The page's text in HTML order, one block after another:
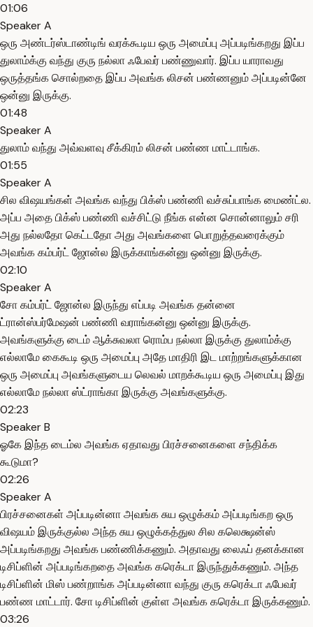
01:06
Speaker A
ஒரு அண்டர்ஸ்டாண்டிங் வரக்கூடிய ஒரு அமைப்பு அப்படிங்கறது இப்ப
துலாம்க்கு வந்து குரு நல்லா ஃபேவர் பண்ணுவார். இப்ப யாராவது
ஒருத்தங்க சொல்றதை இப்ப அவங்க லிசன் பண்ணனும் அப்படின்னே
ஒன்னு இருக்கு.
01:48
Speaker A
துலாம் வந்து அவ்வளவு சீக்கிரம் லிசன் பண்ண மாட்டாங்க.
01:55
Speaker A
சில விஷயங்கள் அவங்க வந்து பிக்ஸ் பண்ணி வச்சுப்பாங்க மைண்ட்ல.
அப்ப அதை பிக்ஸ் பண்ணி வச்சிட்டு நீங்க என்ன சொன்னாலும் சரி
அது நல்லதோ கெட்டதோ அது அவங்களை பொறுத்தவரைக்கும்
அவங்க கம்பர்ட் ஜோன்ல இருக்காங்கன்னு ஒன்னு இருக்கு.
02:10
Speaker A
சோ கம்பர்ட் ஜோன்ல இருந்து எப்படி அவங்க தன்னை
ட்ரான்ஸ்பர்மேஷன் பண்ணி வராங்கன்னு ஒன்னு இருக்கு.
அவங்களுக்கு டைம் ஆக்சுவலா ரொம்ப நல்லா இருக்கு துலாம்க்கு
எல்லாமே கைகூடி ஒரு அமைப்பு அதே மாதிரி இட மாற்றங்களுக்கான
ஒரு அமைப்பு அவங்களுடைய லெவல் மாறக்கூடிய ஒரு அமைப்பு இது
எல்லாமே நல்லா ஸ்ட்ராங்கா இருக்கு அவங்களுக்கு.
02:23
Speaker B
ஓகே இந்த டைம்ல அவங்க ஏதாவது பிரச்சனைகளை சந்திக்க
கூடுமா?
02:26
Speaker A
பிரச்சனைகள் அப்படின்னா அவங்க சுய ஒழுக்கம் அப்படிங்கற ஒரு
விஷயம் இருக்குல்ல அந்த சுய ஒழுக்கத்துல சில கலெக்ஷன்ஸ்
அப்படிங்கறது அவங்க பண்ணிக்கணும். அதாவது லைஃப் தனக்கான
டிசிப்ளின் அப்படிங்கறதை அவங்க கரெக்டா இருந்துக்கணும். அந்த
டிசிப்ளின் மிஸ் பண்றாங்க அப்படின்னா வந்து குரு கரெக்டா ஃபேவர்
பண்ண மாட்டார். சோ டிசிப்ளின் குள்ள அவங்க கரெக்டா இருக்கணும்.
03:26